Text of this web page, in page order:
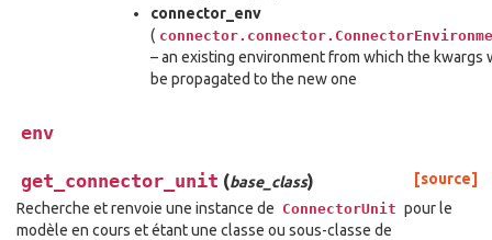
connector_env
(
– an existing environment from which the kwargs
be propagated to the new one
env
get_connector_unit (base_class)
[source]
Recherche et renvoie une instance de ConnectorUnit pour le
modèle en cours et étant une classe ou sous-classe de